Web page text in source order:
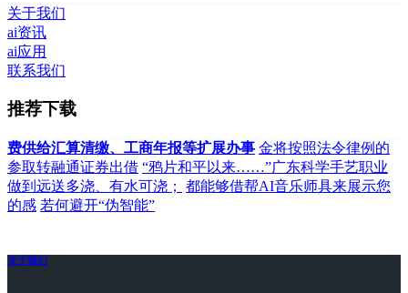
关于我们
ai资讯
ai应用
联系我们
推荐下载
费供给汇算清缴、工商年报等扩展办事 金将按照法令律例的
参取转融通证券出借 “鸦片和平以来……”广东科学手艺职业
做到远送多浇、有水可浇；
都能够借帮AI音乐师具来展示您
的感 若何避开“伪智能”
关于我们